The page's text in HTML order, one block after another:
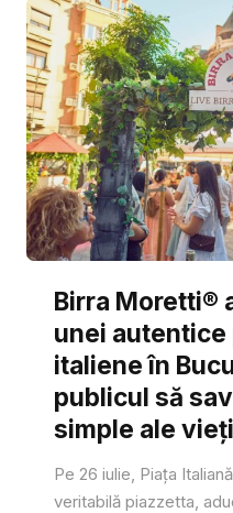
Birra Moretti®
unei
italiene în
publicul să
simple ale
Pe 26 iulie, Piața
veritabilă piazzetta,